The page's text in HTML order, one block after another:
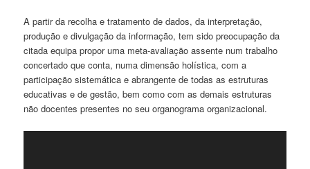
A partir da recolha e tratamento de dados, da interpretação,
produção e divulgação da informação, tem sido preocupação da
citada equipa propor uma meta-avaliação assente num trabalho
concertado que conta, numa dimensão holística, com a
participação sistemática e abrangente de todas as estruturas
educativas e de gestão, bem como com as demais estruturas
não docentes presentes no seu organograma organizacional.